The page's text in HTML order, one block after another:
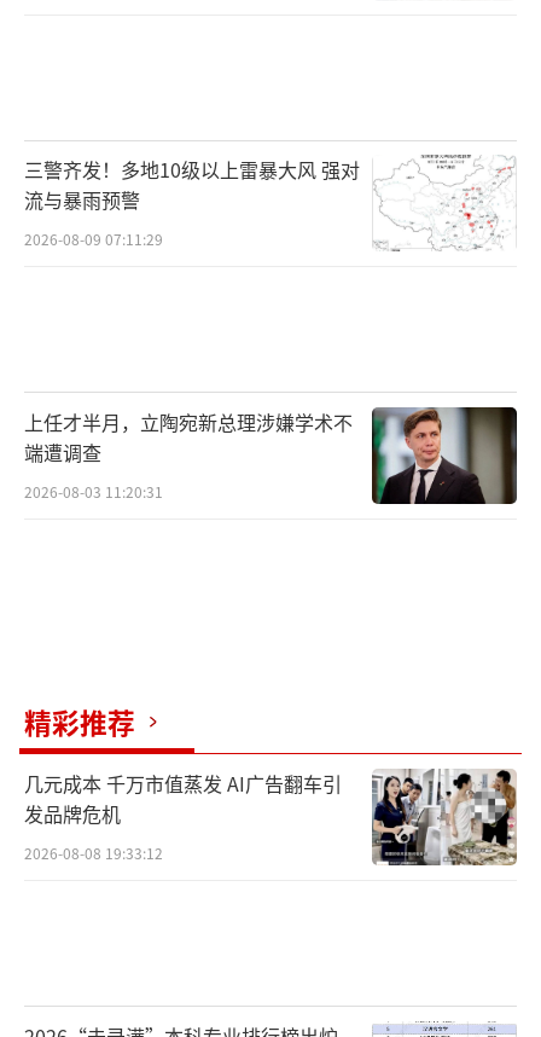
三警齐发！多地10级以上雷暴大风 强对
流与暴雨预警
2026-08-09 07:11:29
上任才半月，立陶宛新总理涉嫌学术不
端遭调查
2026-08-03 11:20:31
精彩推荐
几元成本 千万市值蒸发 AI广告翻车引
发品牌危机
2026-08-08 19:33:12